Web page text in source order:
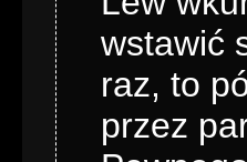
wstawić
raz, to
przez